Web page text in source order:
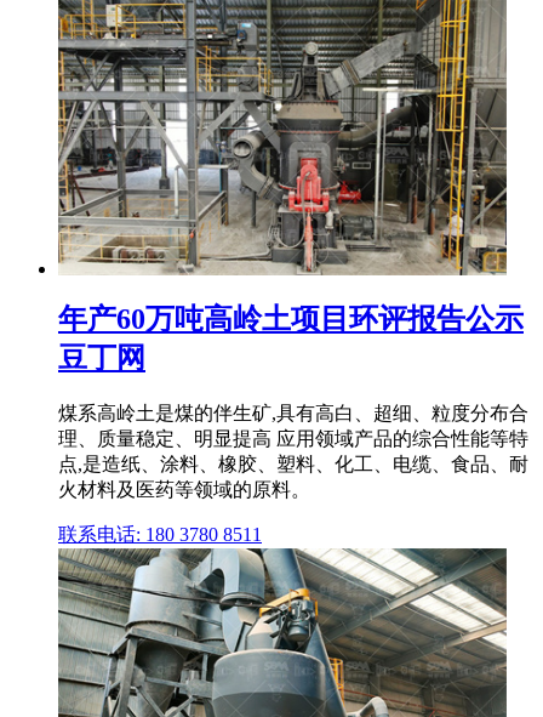
年产60万吨高岭土项目环评报告公示
豆丁网
煤系高岭土是煤的伴生矿,具有高白、超细、粒度分布合
理、质量稳定、明显提高 应用领域产品的综合性能等特
点,是造纸、涂料、橡胶、塑料、化工、电缆、食品、耐
火材料及医药等领域的原料。
联系电话: 180 3780 8511